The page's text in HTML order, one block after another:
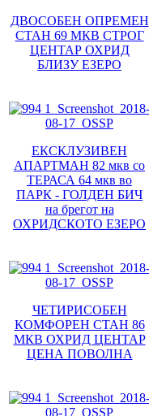
ДВОСОБЕН ОПРЕМЕН
СТАН 69 МКВ СТРОГ
ЦЕНТАР ОХРИД
БЛИЗУ ЕЗЕРО
ЕКСКЛУЗИВЕН
АПАРТМАН 82 мкв со
ТЕРАСА 64 мкв во
ПАРК - ГОЛДЕН БИЧ
на брегот на
ОХРИДСКОТО ЕЗЕРО
ЧЕТИРИСОБЕН
КОМФОРЕН СТАН 86
МКВ ОХРИД ЦЕНТАР
ЦЕНА ПОВОЛНА